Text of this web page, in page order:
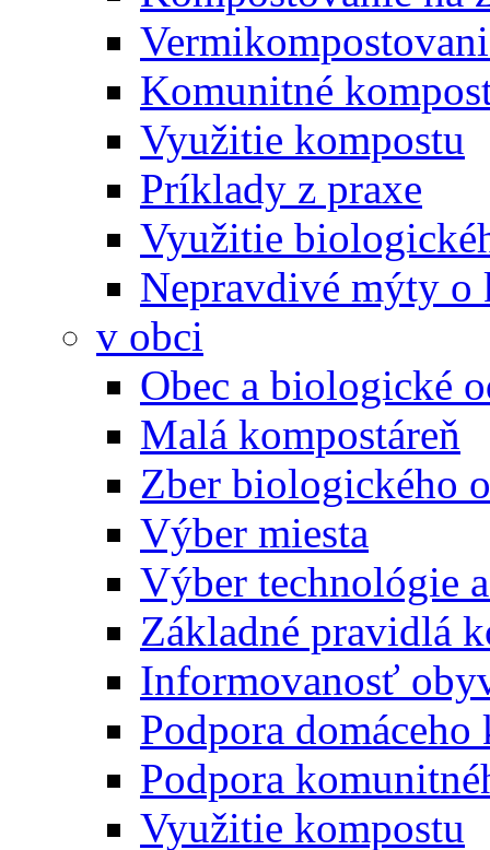
Komunitné
Využitie kompostu
Príklady z praxe
Využitie
Nepravdivé mýty o
v obci
Obec a biologické
Malá kompostáreň
Zber biologického
Výber miesta
Výber technológie
Základné pravidlá
Informovanosť
Podpora
Podpora
Využitie kompostu